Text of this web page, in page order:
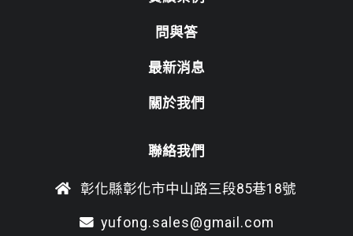
問與答
最新消息
關於我們
聯絡我們
彰化縣彰化市中山路三段85巷18號
yufong.sales@gmail.com